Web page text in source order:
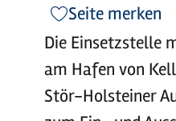
Seite merken
Die Einsetzstelle
am Hafen von
Stör-Holsteiner